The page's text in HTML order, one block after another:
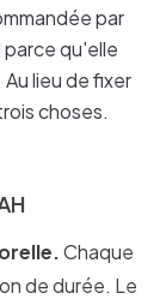
par
qu'elle
lieu de fixer
choses.
Chaque
de durée. Le